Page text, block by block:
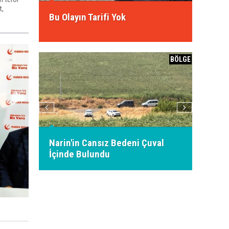
Bu Olayın Tarifi Yok
21
BÖLGE
Narin'in Cansız Bedeni Çuval
İçinde Bulundu